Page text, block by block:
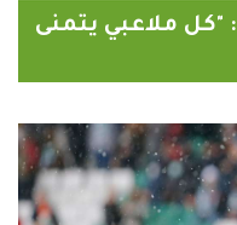
مرتضى بن وناس لفووت24: "كل ملاعبي يتمنى